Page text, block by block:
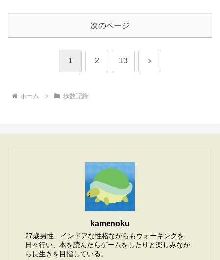
次のページ
1 2 13 次
ホーム 歩数記録
kamenoku
27歳男性、インドアな性格ながらもウォーキングを
日々行い、本を読んだらゲームをしたりと楽しみなが
ら長生きを目指している。